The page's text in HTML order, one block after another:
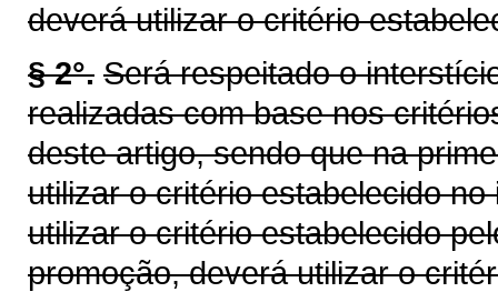
deverá utilizar o critério
§ 2°. Será respeitado o
realizadas com base nos
deste artigo, sendo que na
utilizar o critério estabelecido
utilizar o critério estabelecido
promoção, deverá utilizar o